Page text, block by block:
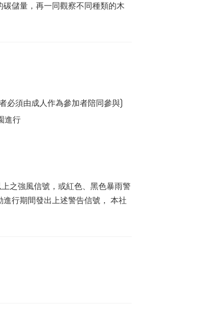
儲量，再一同觀察不同種類的木
必須由成人作為參加者陪同參與)
進行
之強風信號，或紅色、黑色暴雨警
行期間發出上述警告信號， 本社